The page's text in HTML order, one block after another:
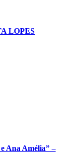
LOPES
Ana Amélia” –